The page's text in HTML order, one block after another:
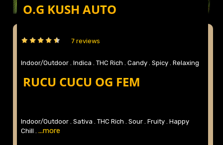
O.G KUSH AUTO
7 reviews
Indoor/Outdoor .Indica .THC Rich .Candy .Spicy .Relaxing
RUCU CUCU OG FEM
Indoor/Outdoor .Sativa .THC Rich .Sour .Fruity .Happy
Chill ....more